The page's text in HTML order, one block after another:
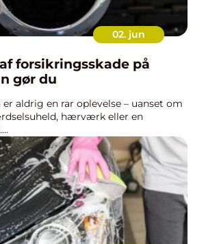
02. jun
forsikringsskade på
gør du
er aldrig en rar oplevelse – uanset om
hærværk eller en